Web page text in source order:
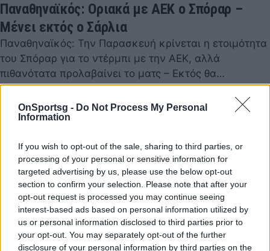
OnSportsg - Do Not Process My Personal
Information
If you wish to opt-out of the sale, sharing to third parties, or
processing of your personal or sensitive information for
targeted advertising by us, please use the below opt-out
section to confirm your selection. Please note that after your
opt-out request is processed you may continue seeing
interest-based ads based on personal information utilized by
us or personal information disclosed to third parties prior to
your opt-out. You may separately opt-out of the further
disclosure of your personal information by third parties on the
Παναθηναϊκός: Οριακά με ΑΕΚ ο Σπόραρ –
Μένει εκτός ο Σάρλια
Παναθηναϊκός: Την Παρασκευή κρίνεται η ετοιμότητα
του Σπόραρ για το ντέρμπι με την ΑΕΚ, αλλά
πιθανότατα προλαβαίνει το ματς – Εκτός θα…
16 Μαρτίου 2023 13:59